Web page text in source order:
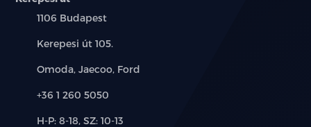
Település:
1106 Budapest
Cím:
Kerepesi út 105.
Márkák:
Omoda, Jaecoo, Ford
Telefon:
+36 1 260 5050
Új-
H-P: 8-18, SZ: 10-13